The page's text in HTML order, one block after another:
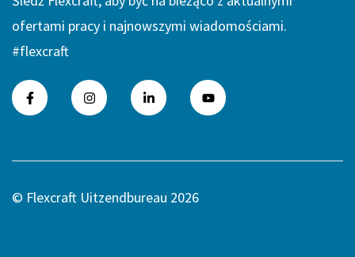
ofertami pracy i najnowszymi wiadomościami.
#flexcraft
© Flexcraft Uitzendbureau 2026